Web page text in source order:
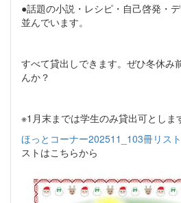
●話題の小説・レシピ・自己啓発・
並んでいます。
すべて貸出しできます。ぜひ冬休み
んか？
※1月末までは学生のみ貸出可としま
ほっとコーナー202511_103冊リス
ストはこちらから